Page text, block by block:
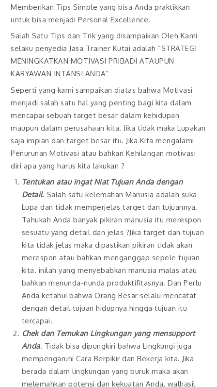
Memberikan Tips Simple yang bisa Anda praktikkan
untuk bisa menjadi Personal Excellence.
Salah Satu Tips dan Trik yang disampaikan Oleh Kami
selaku penyedia Jasa Trainer Kutai adalah “STRATEGI
MENINGKATKAN MOTIVASI PRIBADI ATAUPUN
KARYAWAN INTANSI ANDA”
Seperti yang kami sampaikan diatas bahwa Motivasi
menjadi salah satu hal yang penting bagi kita dalam
mencapai sebuah target besar dalam kehidupan
maupun dalam perusahaan kita. Jika tidak maka Lupakan
saja impian dan target besar itu. Jika Kita mengalami
Penurunan Motivasi atau bahkan Kehilangan motivasi
diri apa yang harus kita lakukan ?
Tentukan atau ingat Niat Tujuan Anda dengan
Detail. Salah satu kelemahan Manusia adalah suka
Lupa dan tidak memperjelas target dan tujuannya.
Tahukah Anda banyak pikiran manusia itu merespon
sesuatu yang detail dan jelas ?Jika target dan tujuan
kita tidak jelas maka dipastikan pikiran tidak akan
merespon atau bahkan menganggap sepele tujuan
kita. inilah yang menyebabkan manusia malas atau
bahkan menunda-nunda produktifitasnya. Dan Perlu
Anda ketahui bahwa Orang Besar selalu mencatat
dengan detail tujuan hidupnya hingga tujuan itu
tercapai.
Chek dan Temukan Lingkungan yang mensupport
Anda. Tidak bisa dipungkiri bahwa Lingkungi juga
mempengaruhi Cara Berpikir dan Bekerja kita. Jika
berada dalam lingkungan yang buruk maka akan
melemahkan potensi dan kekuatan Anda, walhasil